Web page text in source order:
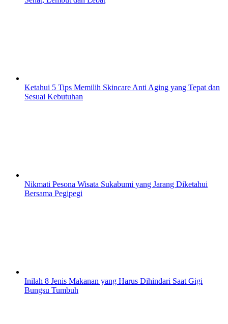
Ketahui 5 Tips Memilih Skincare Anti Aging yang Tepat dan
Sesuai Kebutuhan
Nikmati Pesona Wisata Sukabumi yang Jarang Diketahui
Bersama Pegipegi
Inilah 8 Jenis Makanan yang Harus Dihindari Saat Gigi
Bungsu Tumbuh